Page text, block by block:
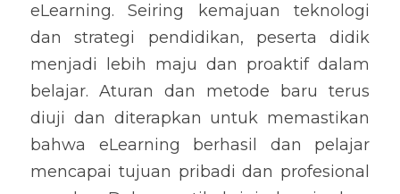
eLearning. Seiring kemajuan teknologi
dan strategi pendidikan, peserta didik
menjadi lebih maju dan proaktif dalam
belajar. Aturan dan metode baru terus
diuji dan diterapkan untuk memastikan
bahwa eLearning berhasil dan pelajar
mencapai tujuan pribadi dan profesional